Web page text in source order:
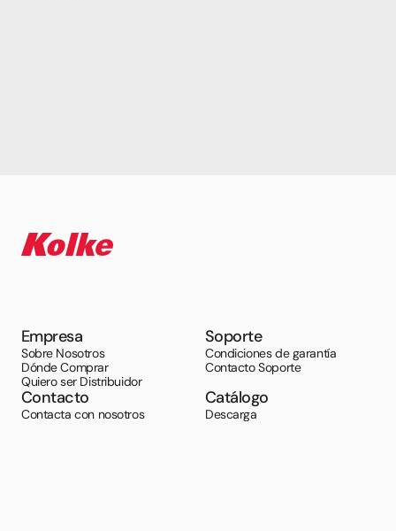
Empresa
Sobre Nosotros
Dónde Comprar
Quiero ser Distribuidor
Soporte
Condiciones de garantía
Contacto Soporte
Contacto
Contacta con nosotros
Catálogo
Descarga